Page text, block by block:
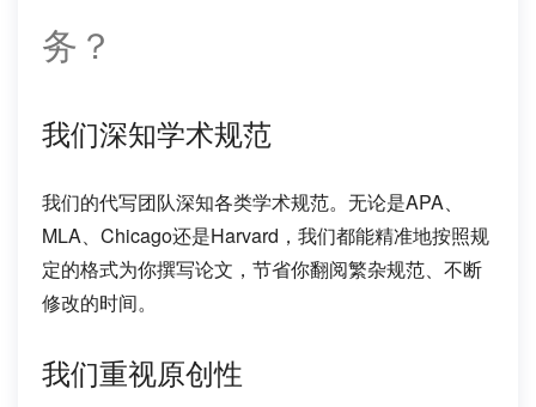
务？
我们深知学术规范
我们的代写团队深知各类学术规范。无论是APA、
MLA、Chicago还是Harvard，我们都能精准地按照规
定的格式为你撰写论文，节省你翻阅繁杂规范、不断
修改的时间。
我们重视原创性